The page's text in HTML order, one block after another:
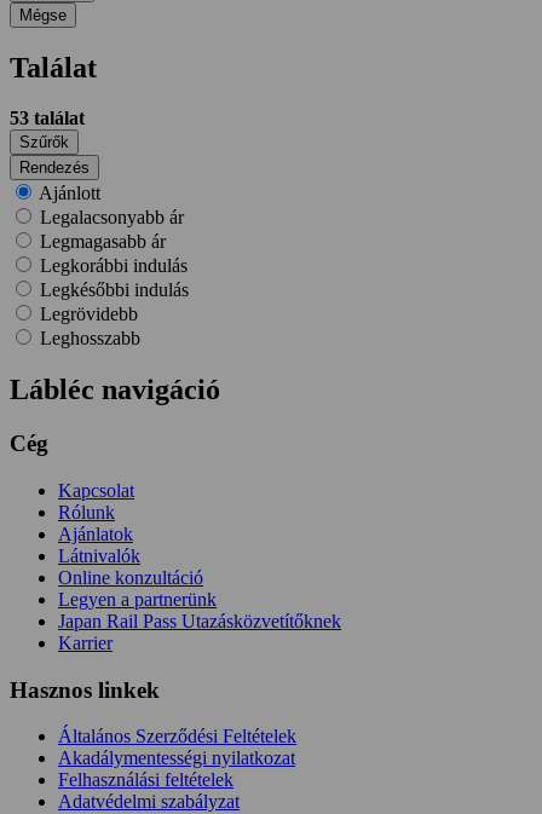
Mégse
Találat
53 találat
Szűrők
Rendezés
Ajánlott
Legalacsonyabb ár
Legmagasabb ár
Legkorábbi indulás
Legkésőbbi indulás
Legrövidebb
Leghosszabb
Lábléc navigáció
Cég
Kapcsolat
Rólunk
Ajánlatok
Látnivalók
Online konzultáció
Legyen a partnerünk
Japan Rail Pass Utazásközvetítőknek
Karrier
Hasznos linkek
Általános Szerződési Feltételek
Akadálymentességi nyilatkozat
Felhasználási feltételek
Adatvédelmi szabályzat